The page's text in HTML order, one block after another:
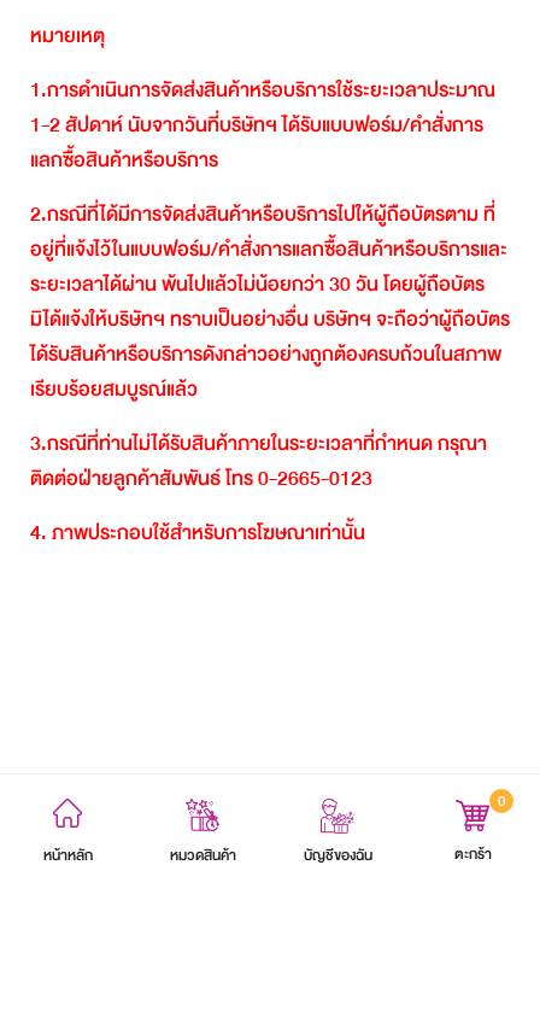
หมายเหตุ
1.การดำเนินการจัดส่งสินค้าหรือบริการใช้ระยะเวลาประมาณ
1-2สัปดาห์นับจากวันที่บริษัทฯได้รับแบบฟอร์ม/คำสั่งการ
แลกซื้อสินค้าหรือบริการ
2.กรณีที่ได้มีการจัดส่งสินค้าหรือบริการไปให้ผู้ถือบัตรตามที่
อยู่ที่แจ้งไว้ในแบบฟอร์ม/คำสั่งการแลกซื้อสินค้าหรือบริการและ
ระยะเวลาได้ผ่านพ้นไปแล้วไม่น้อยกว่า30วันโดยผู้ถือบัตร
มิได้แจ้งให้บริษัทฯทราบเป็นอย่างอื่นบริษัทฯจะถือว่าผู้ถือบัตร
ได้รับสินค้าหรือบริการดังกล่าวอย่างถูกต้องครบถ้วนในสภาพ
เรียบร้อยสมบูรณ์แล้ว
3.กรณีที่ท่านไม่ได้รับสินค้าภายในระยะเวลาที่กำหนดกรุณา
ติดต่อฝ่ายลูกค้าสัมพันธ์โทร0-2665-0123
4.ภาพประกอบใช้สำหรับการโฆษณาเท่านั้น
หน้าหลัก หมวดสินค้า บัญชีของฉัน
0
ตะกร้า
ข้อตกลงและเงื่อนไข นโยบายความเป็นส่วนตัว แผนผังเว็บไซต์